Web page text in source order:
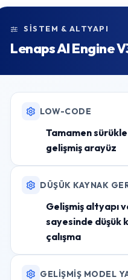
SISTEM & ALTYAPI
Lenaps AI Engine
LOW-CODE
Tamamen
gelişmiş arayüz
DÜŞÜK KAYNAK
Gelişmiş altyapı
sayesinde düşük
çalışma
GELIŞMIŞ MODEL